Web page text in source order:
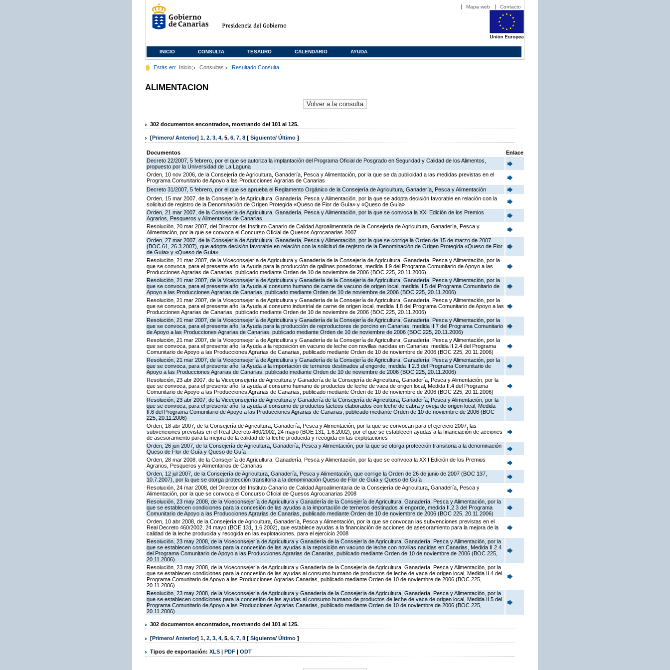
Mapa web Contacto
INICIO CONSULTA TESAURO CALENDARIO AYUDA
Estás en: Inicio Consultas Resultado Consulta
ALIMENTACION
302 documentos encontrados, mostrando del 101 al 125.
[Primero/ Anterior] 1, 2, 3, 4, 5, 6, 7, 8 [ Siguiente/ Último ]
Documentos
Enlace
Decreto 22/2007, 5 febrero, por el que se autoriza la implantación del Programa Oficial de Posgrado en Seguridad y Calidad de los Alimentos,
propuesto por la Universidad de La Laguna
Orden, 10 nov 2006, de la Consejería de Agricultura, Ganadería, Pesca y Alimentación, por la que se da publicidad a las medidas previstas en el
Programa Comunitario de Apoyo a las Producciones Agrarias de Canarias
Decreto 31/2007, 5 febrero, por el que se aprueba el Reglamento Orgánico de la Consejería de Agricultura, Ganadería, Pesca y Alimentación
Orden, 15 mar 2007, de la Consejería de Agricultura, Ganadería, Pesca y Alimentación, por la que se adopta decisión favorable en relación con la
solicitud de registro de la Denominación de Origen Protegida «Queso de Flor de Guía» y «Queso de Guía»
Orden, 21 mar 2007, de la Consejería de Agricultura, Ganadería, Pesca y Alimentación, por la que se convoca la XXI Edición de los Premios
Agrarios, Pesqueros y Alimentarios de Canarias
Resolución, 20 mar 2007, del Director del Instituto Canario de Calidad Agroalimentaria de la Consejería de Agricultura, Ganadería, Pesca y
Alimentación, por la que se convoca el Concurso Oficial de Quesos Agrocanarias 2007
Orden, 27 mar 2007, de la Consejería de Agricultura, Ganadería, Pesca y Alimentación, por la que se corrige la Orden de 15 de marzo de 2007
(BOC 61, 26.3.2007), que adopta decisión favorable en relación con la solicitud de registro de la Denominación de Origen Protegida «Queso de Flor
de Guía» y «Queso de Guía»
Resolución, 21 mar 2007, de la Viceconsejería de Agricultura y Ganadería de la Consejería de Agricultura, Ganadería, Pesca y Alimentación, por la
que se convoca, para el presente año, la Ayuda para la producción de gallinas ponedoras, medida II.9 del Programa Comunitario de Apoyo a las
Producciones Agrarias de Canarias, publicado mediante Orden de 10 de noviembre de 2006 (BOC 225, 20.11.2006)
Resolución, 21 mar 2007, de la Viceconsejería de Agricultura y Ganadería de la Consejería de Agricultura, Ganadería, Pesca y Alimentación, por la
que se convoca, para el presente año, la Ayuda al consumo humano de carne de vacuno de origen local, medida II.5 del Programa Comunitario de
Apoyo a las Producciones Agrarias de Canarias, publicado mediante Orden de 10 de noviembre de 2006 (BOC 225, 20.11.2006)
Resolución, 21 mar 2007, de la Viceconsejería de Agricultura y Ganadería de la Consejería de Agricultura, Ganadería, Pesca y Alimentación, por la
que se convoca, para el presente año, la Ayuda al consumo industrial de carne de origen local, medida II.8 del Programa Comunitario de Apoyo a las
Producciones Agrarias de Canarias, publicado mediante Orden de 10 de noviembre de 2006 (BOC 225, 20.11.2006)
Resolución, 21 mar 2007, de la Viceconsejería de Agricultura y Ganadería de la Consejería de Agricultura, Ganadería, Pesca y Alimentación, por la
que se convoca, para el presente año, la Ayuda para la producción de reproductores de porcino en Canarias, medida II.7 del Programa Comunitario
de Apoyo a las Producciones Agrarias de Canarias, publicado mediante Orden de 10 de noviembre de 2006 (BOC 225, 20.11.2006)
Resolución, 21 mar 2007, de la Viceconsejería de Agricultura y Ganadería de la Consejería de Agricultura, Ganadería, Pesca y Alimentación, por la
que se convoca, para el presente año, la Ayuda a la reposición en vacuno de leche con novillas nacidas en Canarias, medida II.2.4 del Programa
Comunitario de Apoyo a las Producciones Agrarias de Canarias, publicado mediante Orden de 10 de noviembre de 2006 (BOC 225, 20.11.2006)
Resolución, 21 mar 2007, de la Viceconsejería de Agricultura y Ganadería de la Consejería de Agricultura, Ganadería, Pesca y Alimentación, por la
que se convoca, para el presente año, la Ayuda a la importación de terneros destinados al engorde, medida II.2.3 del Programa Comunitario de
Apoyo a las Producciones Agrarias de Canarias, publicado mediante Orden de 10 de noviembre de 2006 (BOC 225, 20.11.2006)
Resolución, 23 abr 2007, de la Viceconsejería de Agricultura y Ganadería de la Consejería de Agricultura, Ganadería, Pesca y Alimentación, por la
que se convoca, para el presente año, la ayuda al consumo humano de productos de leche de vaca de origen local, Medida II.4 del Programa
Comunitario de Apoyo a las Producciones Agrarias de Canarias, publicado mediante Orden de 10 de noviembre de 2006 (BOC 225, 20.11.2006)
Resolución, 23 abr 2007, de la Viceconsejería de Agricultura y Ganadería de la Consejería de Agricultura, Ganadería, Pesca y Alimentación, por la
que se convoca, para el presente año, la ayuda al consumo de productos lácteos elaborados con leche de cabra y oveja de origen local, Medida
II.6 del Programa Comunitario de Apoyo a las Producciones Agrarias de Canarias, publicado mediante Orden de 10 de noviembre de 2006 (BOC
225, 20.11.2006)
Orden, 18 abr 2007, de la Consejería de Agricultura, Ganadería, Pesca y Alimentación, por la que se convocan para el ejercicio 2007, las
subvenciones previstas en el Real Decreto 460/2002, 24 mayo (BOE 131, 1.6.2002), por el que se establecen ayudas a la financiación de acciones
de asesoramiento para la mejora de la calidad de la leche producida y recogida en las explotaciones
Orden, 26 jun 2007, de la Consejería de Agricultura, Ganadería, Pesca y Alimentación, por la que se otorga protección transitoria a la denominación
Queso de Flor de Guía y Queso de Guía
Orden, 28 mar 2008, de la Consejería de Agricultura, Ganadería, Pesca y Alimentación, por la que se convoca la XXII Edición de los Premios
Agrarios, Pesqueros y Alimentarios de Canarias
Orden, 12 jul 2007, de la Consejería de Agricultura, Ganadería, Pesca y Alimentación, que corrige la Orden de 26 de junio de 2007 (BOC 137,
10.7.2007), por la que se otorga protección transitoria a la denominación Queso de Flor de Guía y Queso de Guía
Resolución, 24 mar 2008, del Director del Instituto Canario de Calidad Agroalimentaria de la Consejería de Agricultura, Ganadería, Pesca y
Alimentación, por la que se convoca el Concurso Oficial de Quesos Agrocanarias 2008
Resolución, 23 may 2008, de la Viceconsejería de Agricultura y Ganadería de la Consejería de Agricultura, Ganadería, Pesca y Alimentación, por la
que se establecen condiciones para la concesión de las ayudas a la importación de terneros destinados al engorde, medida II.2.3 del Programa
Comunitario de Apoyo a las Producciones Agrarias de Canarias, publicado mediante Orden de 10 de noviembre de 2006 (BOC 225, 20.11.2006)
Orden, 10 abr 2008, de la Consejería de Agricultura, Ganadería, Pesca y Alimentación, por la que se convocan las subvenciones previstas en el
Real Decreto 460/2002, 24 mayo (BOE 131, 1.6.2002), que establece ayudas a la financiación de acciones de asesoramiento para la mejora de la
calidad de la leche producida y recogida en las explotaciones, para el ejercicio 2008
Resolución, 23 may 2008, de la Viceconsejería de Agricultura y Ganadería de la Consejería de Agricultura, Ganadería, Pesca y Alimentación, por la
que se establecen condiciones para la concesión de las ayudas a la reposición en vacuno de leche con novillas nacidas en Canarias, Medida II.2.4
del Programa Comunitario de Apoyo a las Producciones Agrarias de Canarias, publicado mediante Orden de 10 de noviembre de 2006 (BOC 225,
20.11.2006)
Resolución, 23 may 2008, de la Viceconsejería de Agricultura y Ganadería de la Consejería de Agricultura, Ganadería, Pesca y Alimentación, por la
que se establecen condiciones para la concesión de las ayudas al consumo humano de productos de leche de vaca de origen local, Medida II.4 del
Programa Comunitario de Apoyo a las Producciones Agrarias Canarias, publicado mediante Orden de 10 de noviembre de 2006 (BOC 225,
20.11.2006)
Resolución, 23 may 2008, de la Viceconsejería de Agricultura y Ganadería de la Consejería de Agricultura, Ganadería, Pesca y Alimentación, por la
que se establecen condiciones para la concesión de las ayudas al consumo humano de productos de leche de vaca de origen local, Medida II.5 del
Programa Comunitario de Apoyo a las Producciones Agrarias Canarias, publicado mediante Orden de 10 de noviembre de 2006 (BOC 225,
20.11.2006)
302 documentos encontrados, mostrando del 101 al 125.
[Primero/ Anterior] 1, 2, 3, 4, 5, 6, 7, 8 [ Siguiente/ Último ]
Tipos de exportación: XLS | PDF | ODT